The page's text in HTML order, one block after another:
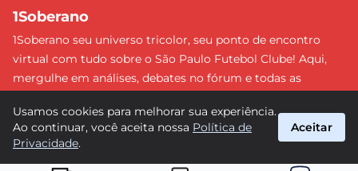
1Soberano
1Soberano seu universo tricolor, seu ponto de encontro
virtual com tudo sobre o São Paulo Futebol Clube! Aqui,
mergulhe em análises, debates no fórum e todas as
detalhe e faça parte dessa comunidade apaixonada pelo
tricolor paulista. #SPFC #SãoPaulo #1Soberano
Usamos cookies para melhorar sua experiência.
Ao continuar, você aceita nossa Política de
Privacidade.
Aceitar